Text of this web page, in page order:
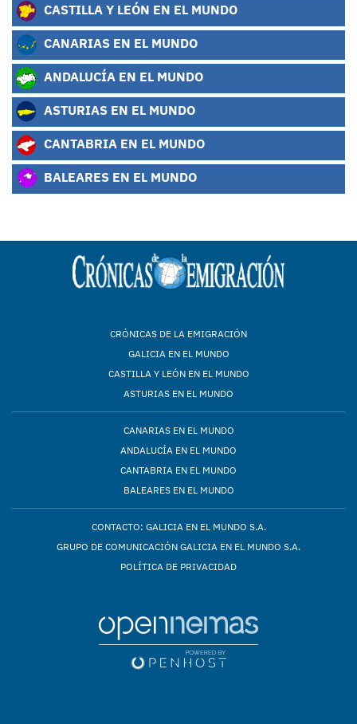
CASTILLA Y LEÓN EN EL MUNDO
CANARIAS EN EL MUNDO
ANDALUCÍA EN EL MUNDO
ASTURIAS EN EL MUNDO
CANTABRIA EN EL MUNDO
BALEARES EN EL MUNDO
CRÓNICAS DE LA EMIGRACIÓN
GALICIA EN EL MUNDO
CASTILLA Y LEÓN EN EL MUNDO
ASTURIAS EN EL MUNDO
CANARIAS EN EL MUNDO
ANDALUCÍA EN EL MUNDO
CANTABRIA EN EL MUNDO
BALEARES EN EL MUNDO
CONTACTO: GALICIA EN EL MUNDO S.A.
GRUPO DE COMUNICACIÓN GALICIA EN EL MUNDO S.A.
POLÍTICA DE PRIVACIDAD